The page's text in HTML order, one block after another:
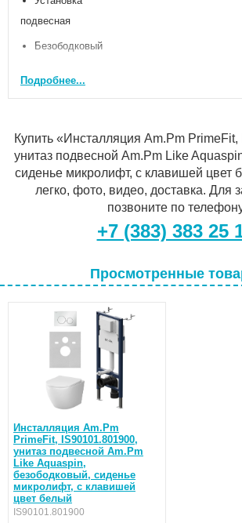
подвесная
Безободковый
Ширина см
37.5
Глубина см
Стилистика дизайна
Угловое изделие
Форма
округлая
Организация смывающего потока
каскадный слив
Функция биде
нет
Высота чаши
37 см
Цвет
Подробнее...
Купить «Инсталляция Am.Pm
унитаз подвесной Am.Pm Like
сиденье микролифт, с клавишей цвет
легко, фото, видео, доставка. Для
позвоните по
+7 (383) 383 25
Просмотренные
Инсталляция Am.Pm
PrimeFit, IS90101.801900,
унитаз подвесной Am.Pm
Like Aquaspin,
безободковый, сиденье
микролифт, с клавишей
цвет белый
IS90101.801900